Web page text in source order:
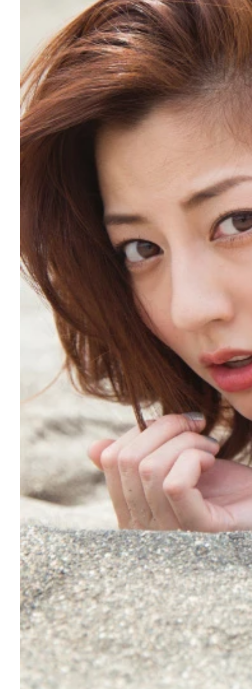
記念すべき１０冊目の写真集「Ｃｈｉａｍａｔａ（キア
胸を自らわしづかみ！な写真集の表紙がコレ。この一枚
胸を自らわしづかみ！な写真集の表紙がコレ。この一枚